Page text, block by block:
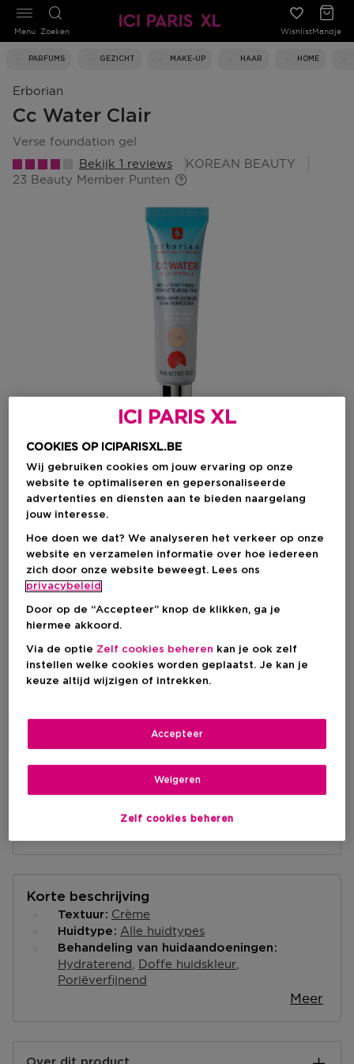
Zoeken WishlistMandje
PARFUMS GEZICHT MAKE-UP HAAR HOME
Menu
Erborian
Cc Water Clair
verse foundation gel
Bekijk 1 reviews
KOREAN BEAUTY
23 Beauty Member Punten
Kies je kleur
CLAIR
€ 23,90
IN WINKELMANDJE
Op voorraad-
Ophalen in een winkel nabij jou.
Korte beschrijving
Textuur Crème
Huidtype Alle huidtypes
Behandeling van huidaandoeningen
Hydraterend Doffe huidskleur
Poriëverfijnend
Meer
ICI PARIS XL
COOKIES OP ICIPARISXL.BE
Wij gebruiken cookies om jouw ervaring op onze
website te optimaliseren en gepersonaliseerde
advertenties en diensten aan te bieden naargelang
jouw interesse.
Hoe doen we dat? We analyseren het verkeer op onze
website en verzamelen informatie over hoe iedereen
zich door onze website beweegt. Lees ons
privacybeleid
Door op de “Accepteer” knop de klikken, ga je
hiermee akkoord.
Via de optie Zelf cookies beheren kan je ook zelf
instellen welke cookies worden geplaatst. Je kan je
keuze altijd wijzigen of intrekken.
Zelf cookies beheren
Weigeren
Accepteer